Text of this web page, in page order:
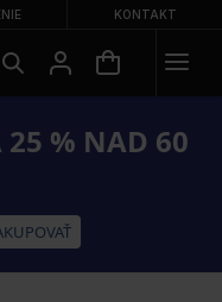
KONTAKT
25 % NAD 60